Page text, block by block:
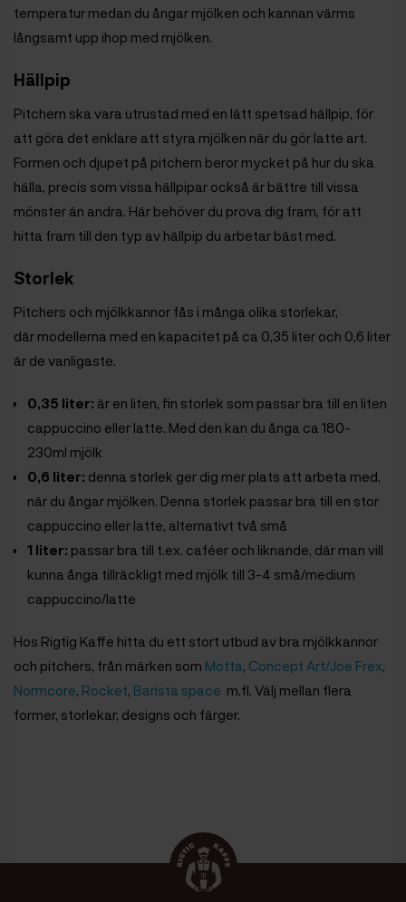
temperatur medan du ångar mjölken och kannan värms
långsamt upp ihop med mjölken.
Hällpip
Pitchern ska vara utrustad med en lätt spetsad hällpip, för
att göra det enklare att styra mjölken när du gör latte art.
Formen och djupet på pitchern beror mycket på hur du ska
hälla, precis som vissa hällpipar också är bättre till vissa
mönster än andra. Här behöver du prova dig fram, för att
hitta fram till den typ av hällpip du arbetar bäst med.
Storlek
Pitchers och mjölkkannor fås i många olika storlekar,
där modellerna med en kapacitet på ca 0,35 liter och 0,6 liter
är de vanligaste.
0,35 liter: är en liten, fin storlek som passar bra till en liten
cappuccino eller latte. Med den kan du ånga ca 180-
230ml mjölk
0,6 liter: denna storlek ger dig mer plats att arbeta med,
när du ångar mjölken. Denna storlek passar bra till en stor
cappuccino eller latte, alternativt två små
1 liter: passar bra till t.ex. caféer och liknande, där man vill
kunna ånga tillräckligt med mjölk till 3-4 små/medium
cappuccino/latte
Hos Rigtig Kaffe hitta du ett stort utbud av bra mjölkkannor
och pitchers, från märken som Motta, Concept Art/Joe Frex,
Normcore, Rocket, Barista space m.fl. Välj mellan flera
former, storlekar, designs och färger.